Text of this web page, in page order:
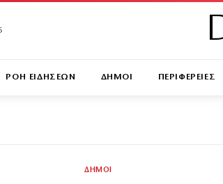
ΡΟΗ ΕΙΔΗΣΕΩΝ ΔΗΜΟΙ ΠΕΡΙΦΕΡΕΙΕΣ
ΔΗΜΟΙ